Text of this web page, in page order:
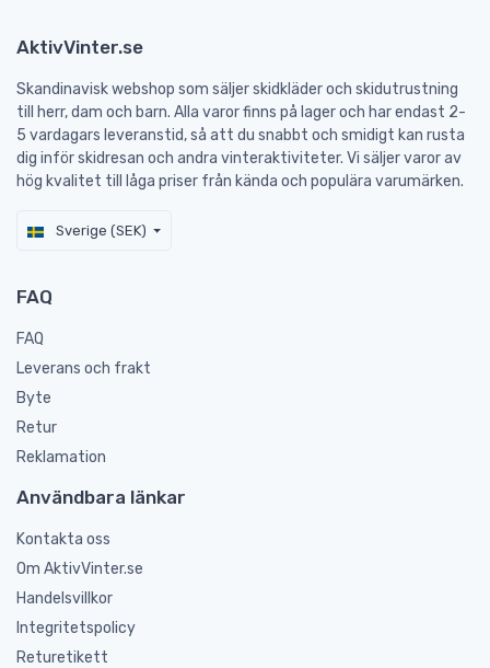
AktivVinter.se
Skandinavisk webshop som säljer skidkläder och skidutrustning
till herr, dam och barn. Alla varor finns på lager och har endast 2-
5 vardagars leveranstid, så att du snabbt och smidigt kan rusta
dig inför skidresan och andra vinteraktiviteter. Vi säljer varor av
hög kvalitet till låga priser från kända och populära varumärken.
Sverige (SEK)
FAQ
FAQ
Leverans och frakt
Byte
Retur
Reklamation
Användbara länkar
Kontakta oss
Om AktivVinter.se
Handelsvillkor
Integritetspolicy
Returetikett